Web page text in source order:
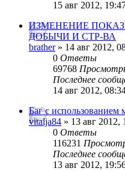
15 авг 2012,
ИЗМЕНЕНИЕ
ДОБЫЧИ И СТР-ВА
brather» 14 авг 2012,
0 Ответы
69768
Последнее
14 авг 2012,
Баг с использованием
vitalja84 » 13 авг 2012,
0 Ответы
116231
Последнее
13 авг 2012,